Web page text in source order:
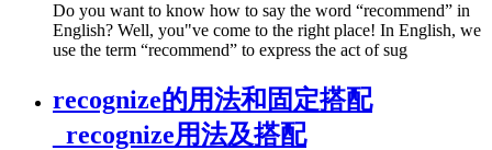
Do you want to know how to say the word “recommend” in
English? Well, you"ve come to the right place! In English, we
use the term “recommend” to express the act of sug
recognize的用法和固定搭配
_recognize用法及搭配